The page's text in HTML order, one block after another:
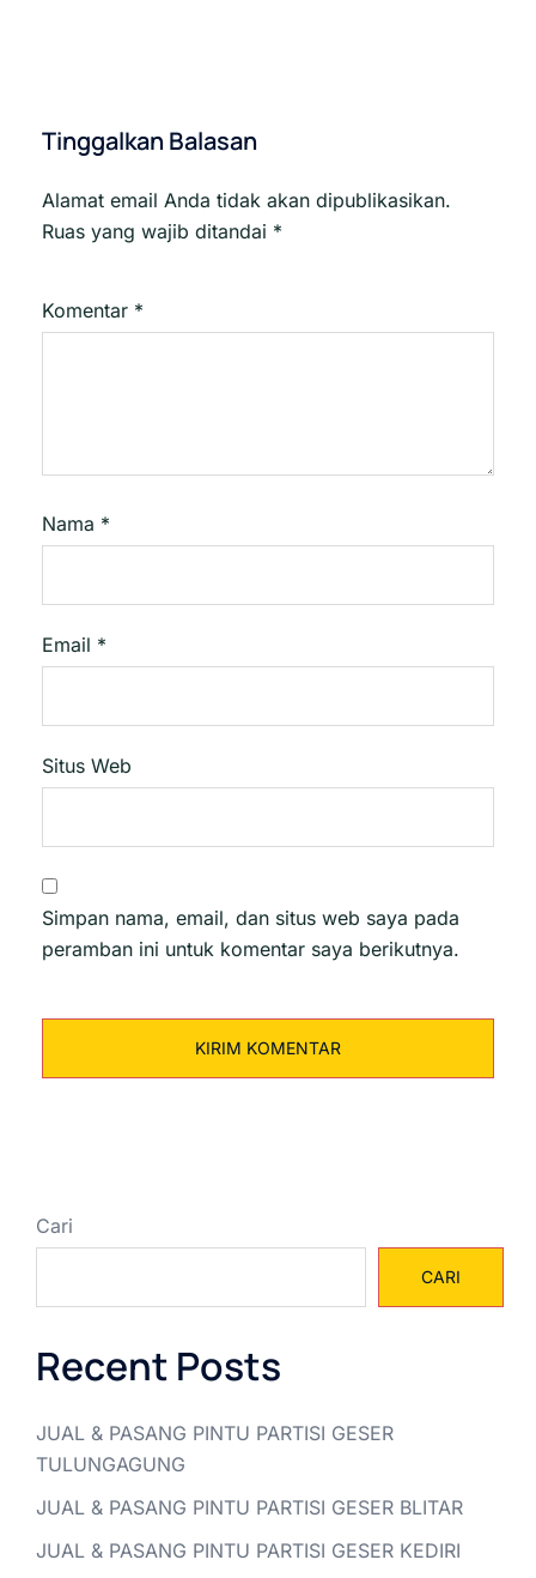
Tinggalkan Balasan
Alamat email Anda tidak akan dipublikasikan.
Ruas yang wajib ditandai *
Komentar *
Nama *
Email *
Situs Web
Simpan nama, email, dan situs web saya pada
peramban ini untuk komentar saya berikutnya.
Cari
CARI
Recent Posts
JUAL & PASANG PINTU PARTISI GESER
TULUNGAGUNG
JUAL & PASANG PINTU PARTISI GESER BLITAR
JUAL & PASANG PINTU PARTISI GESER KEDIRI